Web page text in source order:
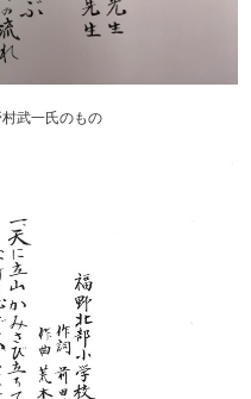
武一氏のもの